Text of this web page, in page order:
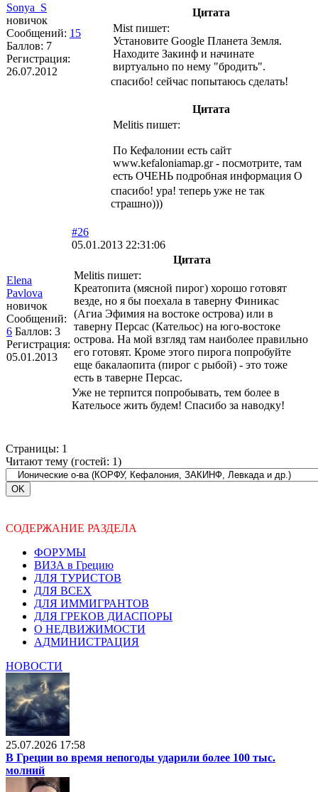
Sonya_S
новичок
Сообщений: 15
Баллов: 7
Регистрация:
26.07.2012
Цитата
Mist пишет:
Установите Google Планета Земля.
Находите Закинф и начинате
виртуально по нему "бродить".
спасибо! сейчас попытаюсь сделать!
Цитата
Melitis пишет:
По Кефалонии есть сайт
www.kefaloniamap.gr - посмотрите, там
есть ОЧЕНЬ подробная информация О
спасибо! ура! теперь уже не так
страшно)))
Elena
Pavlova
новичок
Сообщений:
6 Баллов: 3
Регистрация:
05.01.2013
#26
05.01.2013 22:31:06
Цитата
Melitis пишет:
Креатопита (мясной пирог) хорошо готовят
везде, но я бы поехала в таверну Финикас
(Агиа Эфимия на востоке острова) или в
таверну Персас (Кательос) на юго-востоке
острова. На мой взгляд там наиболее правильно
его готовят. Кроме этого пирога попробуйте
еще бакалаопита (пирог с рыбой) - это тоже
есть в таверне Персас.
Уже не терпится попробывать, тем более в
Кательосе жить будем! Спасибо за наводку!
Страницы: 1
Читают тему (гостей: 1)
СОДЕРЖАНИЕ РАЗДЕЛА
ФОРУМЫ
ВИЗА в Грецию
ДЛЯ ТУРИСТОВ
ДЛЯ ВСЕХ
ДЛЯ ИММИГРАНТОВ
ДЛЯ ГРЕКОВ ДИАСПОРЫ
О НЕДВИЖИМОСТИ
АДМИНИСТРАЦИЯ
НОВОСТИ
25.07.2026 17:58
В Греции во время непогоды ударили более 100 тыс.
молний